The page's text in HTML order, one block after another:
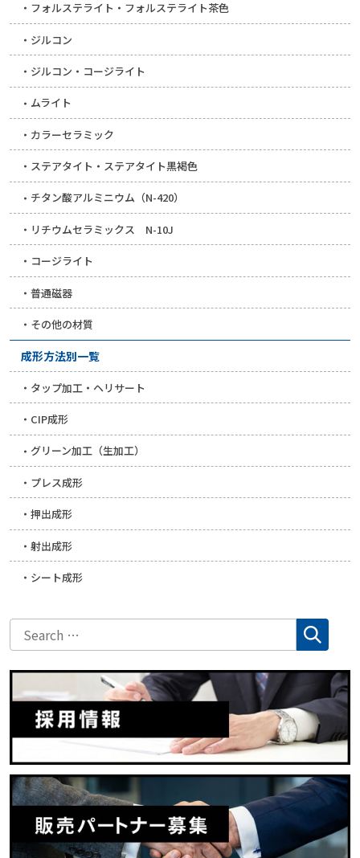
フォルステライト・フォルステライト茶色
ジルコン
ジルコン・コージライト
ムライト
カラーセラミック
ステアタイト・ステアタイト黒褐色
チタン酸アルミニウム（N-420）
リチウムセラミックス N-10J
コージライト
普通磁器
その他の材質
成形方法別一覧
タップ加工・ヘリサート
CIP成形
グリーン加工（生加工）
プレス成形
押出成形
射出成形
シート成形